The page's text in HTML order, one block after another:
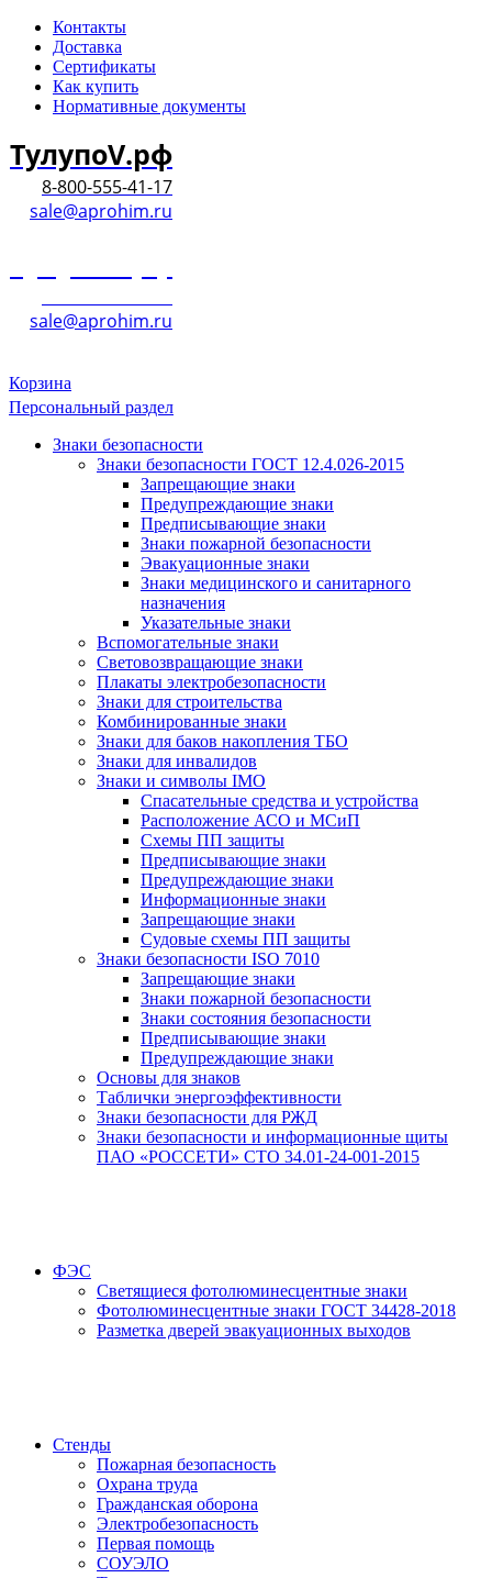
Контакты
Доставка
Сертификаты
Как купить
Нормативные документы
ТулупоV.рф
8-800-555-41-17
sale@aprohim.ru
sale@aprohim.ru
Корзина
Персональный раздел
Знаки безопасности
Знаки безопасности ГОСТ 12.4.026-2015
Запрещающие знаки
Предупреждающие знаки
Предписывающие знаки
Знаки пожарной безопасности
Эвакуационные знаки
Знаки медицинского и санитарного
назначения
Указательные знаки
Вспомогательные знаки
Световозвращающие знаки
Плакаты электробезопасности
Знаки для строительства
Комбинированные знаки
Знаки для баков накопления ТБО
Знаки для инвалидов
Знаки и символы IMO
Спасательные средства и устройства
Расположение АСО и МСиП
Схемы ПП защиты
Предписывающие знаки
Предупреждающие знаки
Информационные знаки
Запрещающие знаки
Судовые схемы ПП защиты
Знаки безопасности ISO 7010
Запрещающие знаки
Знаки пожарной безопасности
Знаки состояния безопасности
Предписывающие знаки
Предупреждающие знаки
Основы для знаков
Таблички энергоэффективности
Знаки безопасности для РЖД
Знаки безопасности и информационные щиты
ПАО «РОССЕТИ» СТО 34.01-24-001-2015
ФЭС
Светящиеся фотолюминесцентные знаки
Фотолюминесцентные знаки ГОСТ 34428-2018
Разметка дверей эвакуационных выходов
Стенды
Пожарная безопасность
Охрана труда
Гражданская оборона
Электробезопасность
Первая помощь
СОУЭЛО